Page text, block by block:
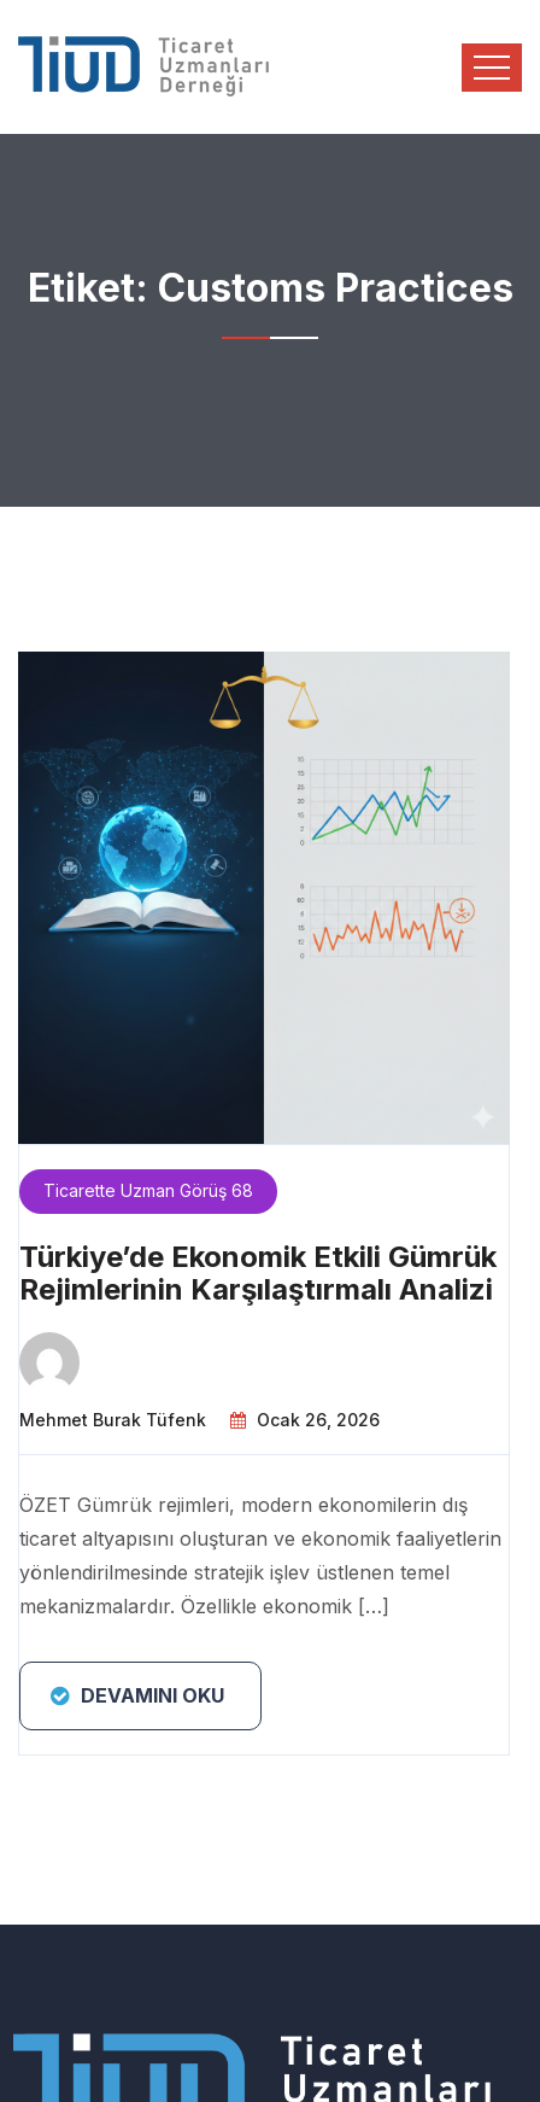
Etiket: Customs Practices
Ticarette Uzman Görüş 68
Türkiye’de Ekonomik Etkili Gümrük
Rejimlerinin Karşılaştırmalı Analizi
Mehmet Burak Tüfenk Ocak 26, 2026
ÖZET Gümrük rejimleri, modern ekonomilerin dış
ticaret altyapısını oluşturan ve ekonomik faaliyetlerin
yönlendirilmesinde stratejik işlev üstlenen temel
mekanizmalardır. Özellikle ekonomik […]
DEVAMINI OKU